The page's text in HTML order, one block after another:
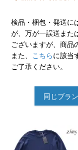
検品・梱包・発送に
が、万が一誤送また
ございますが、商品
また、 こちらに該当
ご了承ください。
同じブラ